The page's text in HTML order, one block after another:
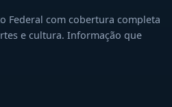
Federal com cobertura completa
e cultura. Informação que